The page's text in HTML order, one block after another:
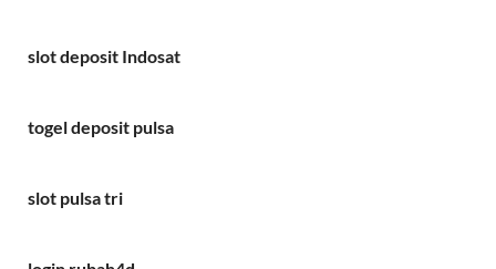
slot deposit Indosat
togel deposit pulsa
slot pulsa tri